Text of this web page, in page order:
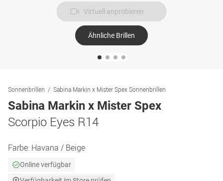
Virtuell anprobieren
Ähnliche Brillen
Sonnenbrillen Sabina Markin x Mister Spex Sonnenbrillen
Sabina Markin x Mister Spex
Scorpio Eyes R14
Farbe: Havana / Beige
Online verfügbar